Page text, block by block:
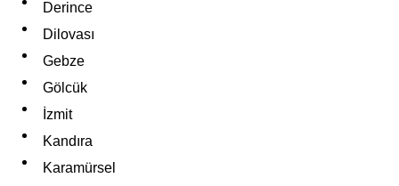
Derince
Dilovası
Gebze
Gölcük
İzmit
Kandıra
Karamürsel